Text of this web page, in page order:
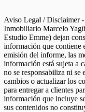
Aviso Legal / Disclaimer
Inmobiliario Marcelo
Estudio Emme) dejan
información que contiene
emisión del informe, las
información está sujeta a
no se responsabiliza ni se
cambios o actualizar los
para entregar a clientes
información que incluye
sus contenidos no